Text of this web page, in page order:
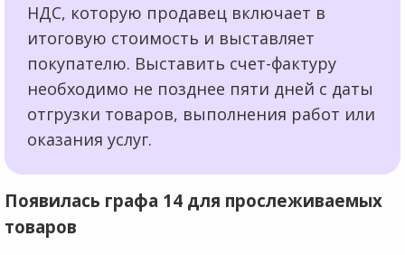
НДС, которую продавец включает в
итоговую стоимость и выставляет
покупателю. Выставить счет-фактуру
необходимо не позднее пяти дней с даты
отгрузки товаров, выполнения работ или
оказания услуг.
Появилась графа 14 для прослеживаемых
товаров